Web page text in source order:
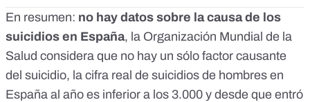
En resumen: no hay datos sobre la causa de los
suicidios en España, la Organización Mundial de la
Salud considera que no hay un sólo factor causante
del suicidio, la cifra real de suicidios de hombres en
España al año es inferior a los 3.000 y desde que entró